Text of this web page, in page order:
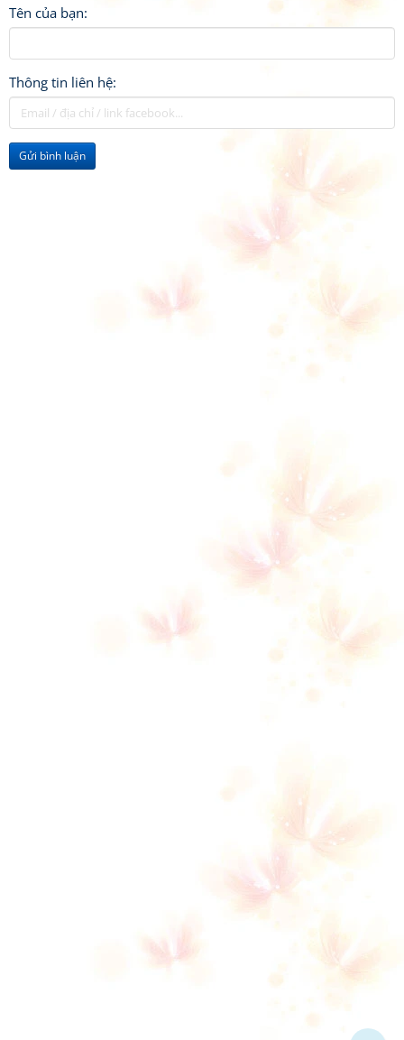
Tên của bạn:
Thông tin liên hệ:
Gửi bình luận